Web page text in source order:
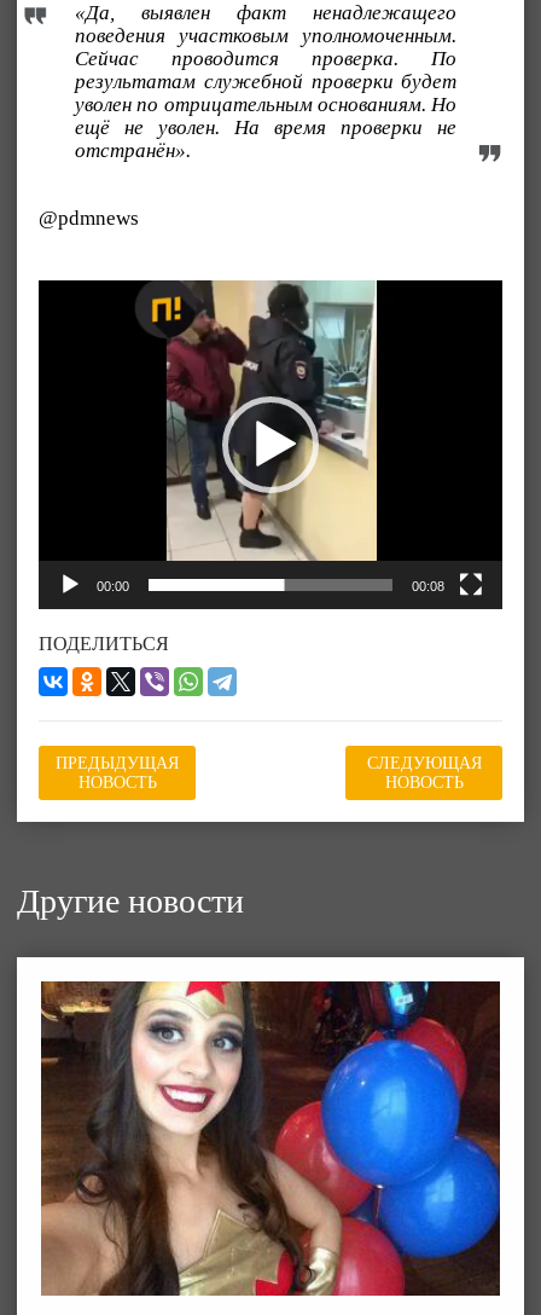
«Да, выявлен факт ненадлежащего
поведения участковым уполномоченным.
Сейчас проводится проверка. По
результатам служебной проверки будет
уволен по отрицательным основаниям. Но
ещё не уволен. На время проверки не
отстранён».
@pdmnews
00:00 00:08
ПОДЕЛИТЬСЯ
ПРЕДЫДУЩАЯ
НОВОСТЬ
СЛЕДУЮЩАЯ
НОВОСТЬ
Другие новости